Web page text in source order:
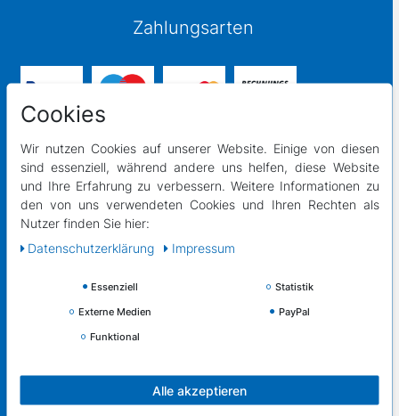
Zahlungsarten
Versandpartner
Service & Kontakt
0421 - 83516130
Cookies
Wir nutzen Cookies auf unserer Website. Einige von diesen
sind essenziell, während andere uns helfen, diese Website
und Ihre Erfahrung zu verbessern. Weitere Informationen zu
den von uns verwendeten Cookies und Ihren Rechten als
Nutzer finden Sie hier:
Daten­schutz­erklärung
Impressum
Essenziell
Statistik
Externe Medien
PayPal
Funktional
Alle akzeptieren